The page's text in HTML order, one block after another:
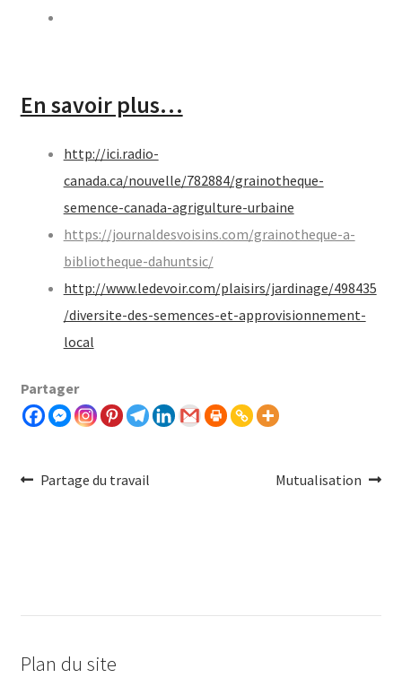
En savoir plus…
http://ici.radio-
canada.ca/nouvelle/782884/grainotheque-
semence-canada-agrigulture-urbaine
https://journaldesvoisins.com/grainotheque-a-
bibliotheque-dahuntsic/
http://www.ledevoir.com/plaisirs/jardinage/498435
/diversite-des-semences-et-approvisionnement-
local
Partager
Navigation
Article
Partage du travail
Article
Mutualisation
Plan du site